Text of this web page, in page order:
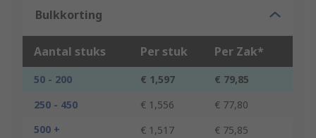
Bulkkorting
Aantal stuks Per stuk Per Zak*
50 - 200 € 1,597
€ 79,85
250 - 450
€ 1,556
€ 77,80
500 +
€ 1,517 € 75,85